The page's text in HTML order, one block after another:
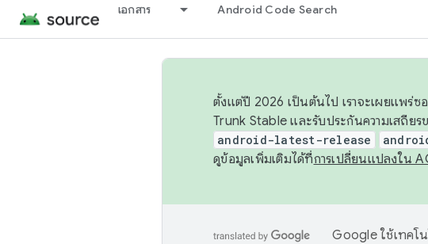
เอกสาร Android Code Search
ตั้งแต่ปี 2026 เป็นต้นไป เราจะเผยแพร่
Trunk Stable และรับประกันความเสถีย
android-latest-release
ดูข้อมูลเพิ่มเติมได้ที่การเปลี่ยนแปลงใน
Google ใช้เทคโ